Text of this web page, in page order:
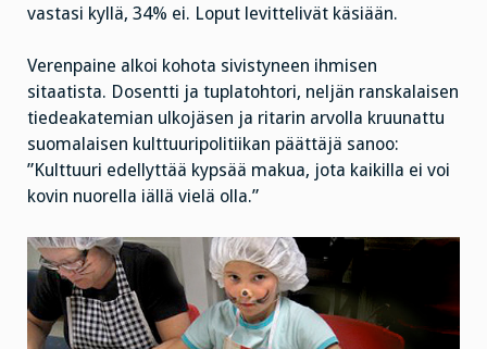
vastasi kyllä, 34% ei. Loput levittelivät käsiään.
Verenpaine alkoi kohota sivistyneen ihmisen
sitaatista. Dosentti ja tuplatohtori, neljän ranskalaisen
tiedeakatemian ulkojäsen ja ritarin arvolla kruunattu
suomalaisen kulttuuripolitiikan päättäjä sanoo:
”Kulttuuri edellyttää kypsää makua, jota kaikilla ei voi
kovin nuorella iällä vielä olla.”